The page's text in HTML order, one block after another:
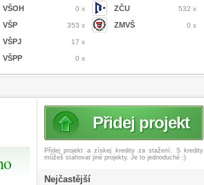
VŠOH 0 x
VŠP 353 x
VŠPJ 17 x
VŠPP 0 x
ZČU 532 x
ZMVŠ 0 x
Přidej projekt
Přidej projekt a získej
kredity za stažení. S kredity
můžeš stahovat jiné projekty. Je to jednoduché :)
Nejčastější